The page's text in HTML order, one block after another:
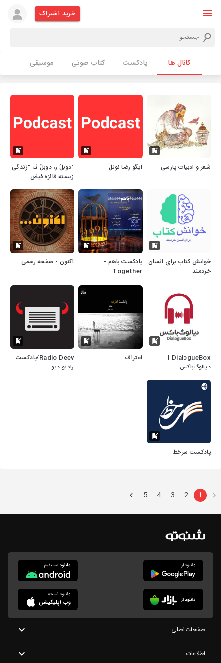
خرید اشتراک
کانال ها پادکست کتاب صوتی موسیقی
شعر و ادبیات پارسی ایگو رضا نوئل
"دوبلُ ز، دوبلُ ف "زندگی
زیسته فائزه فیض
خوانش کتاب برای انسان
خردمند
پادکست باهم -
Together
اکنون - صفحه رسمی
DialogueBox |
دیالوگ‌باکس
اعتراف
Radio Deev/پادکست
رادیو دیو
پادکست سرخط
1
2
3
4
5
صفحات اصلی
اطلاعات